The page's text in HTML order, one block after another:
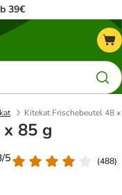
39€
Kitekat Frischebeutel 48
85 g
5
(488)